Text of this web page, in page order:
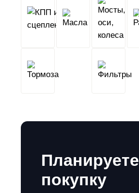
КПП
и
сцепление
Масла
Тормоза
Планируете
покупку